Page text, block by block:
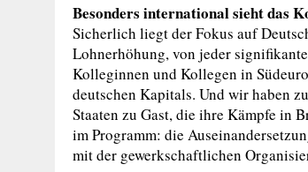
Besonders international sieht das
Sicherlich liegt der Fokus auf
Lohnerhöhung, von jeder
Kolleginnen und Kollegen in
deutschen Kapitals. Und wir haben
Staaten zu Gast, die ihre Kämpfe in
im Programm: die
mit der gewerkschaftlichen